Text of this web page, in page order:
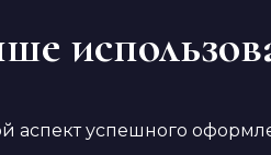
аспект успешного